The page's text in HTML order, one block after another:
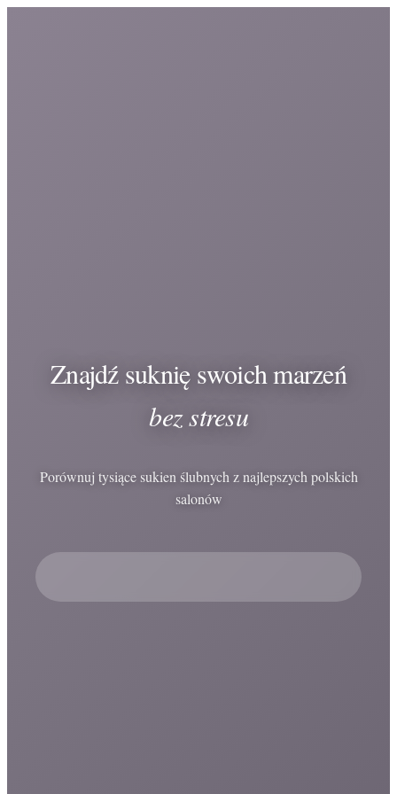
Znajdź suknię swoich marzeń
bez stresu
Porównuj tysiące sukien ślubnych z najlepszych polskich
salonów